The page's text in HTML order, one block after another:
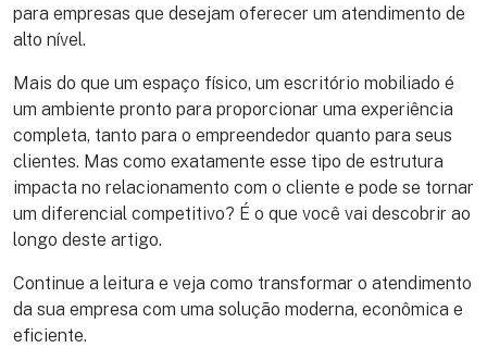
para empresas que desejam oferecer um atendimento de
alto nível.
Mais do que um espaço físico, um escritório mobiliado é
um ambiente pronto para proporcionar uma experiência
completa, tanto para o empreendedor quanto para seus
clientes. Mas como exatamente esse tipo de estrutura
impacta no relacionamento com o cliente e pode se tornar
um diferencial competitivo? É o que você vai descobrir ao
longo deste artigo.
Continue a leitura e veja como transformar o atendimento
da sua empresa com uma solução moderna, econômica e
eficiente.